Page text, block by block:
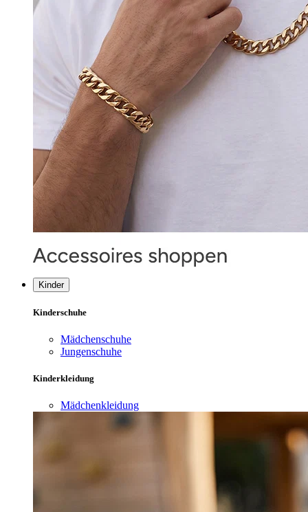
Kinder
Kinderschuhe
Mädchenschuhe
Jungenschuhe
Kinderkleidung
Mädchenkleidung